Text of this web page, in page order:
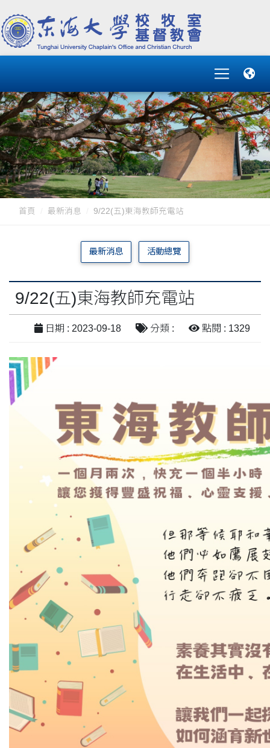
首頁 最新消息 9/22(五)東海教師充電站
最新消息 活動總覽
9/22(五)東海教師充電站
日期 : 2023-09-18 分類 : 點閱 : 1329